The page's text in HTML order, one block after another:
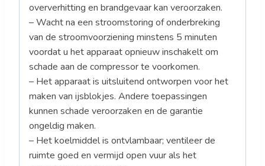
oververhitting en brandgevaar kan veroorzaken.
– Wacht na een stroomstoring of onderbreking
van de stroomvoorziening minstens 5 minuten
voordat u het apparaat opnieuw inschakelt om
schade aan de compressor te voorkomen.
– Het apparaat is uitsluitend ontworpen voor het
maken van ijsblokjes. Andere toepassingen
kunnen schade veroorzaken en de garantie
ongeldig maken.
– Het koelmiddel is ontvlambaar; ventileer de
ruimte goed en vermijd open vuur als het